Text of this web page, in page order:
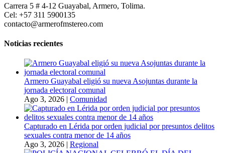
Carrera 5 # 4-12 Guayabal, Armero, Tolima.
Cel: +57 311 5900135
contacto@armerofmstereo.com
Noticias recientes
Armero Guayabal eligió su nueva Asojuntas durante la
jornada electoral comunal
Ago 3, 2026 | Comunidad
Capturado en Lérida por orden judicial por presuntos delitos
sexuales contra menor de 14 años
Ago 3, 2026 | Regional